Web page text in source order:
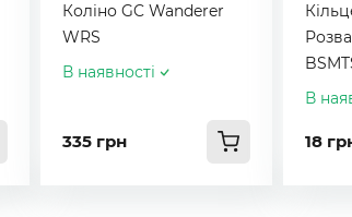
Коліно GC Wanderer
WRS
В наявності
335 грн
В
18